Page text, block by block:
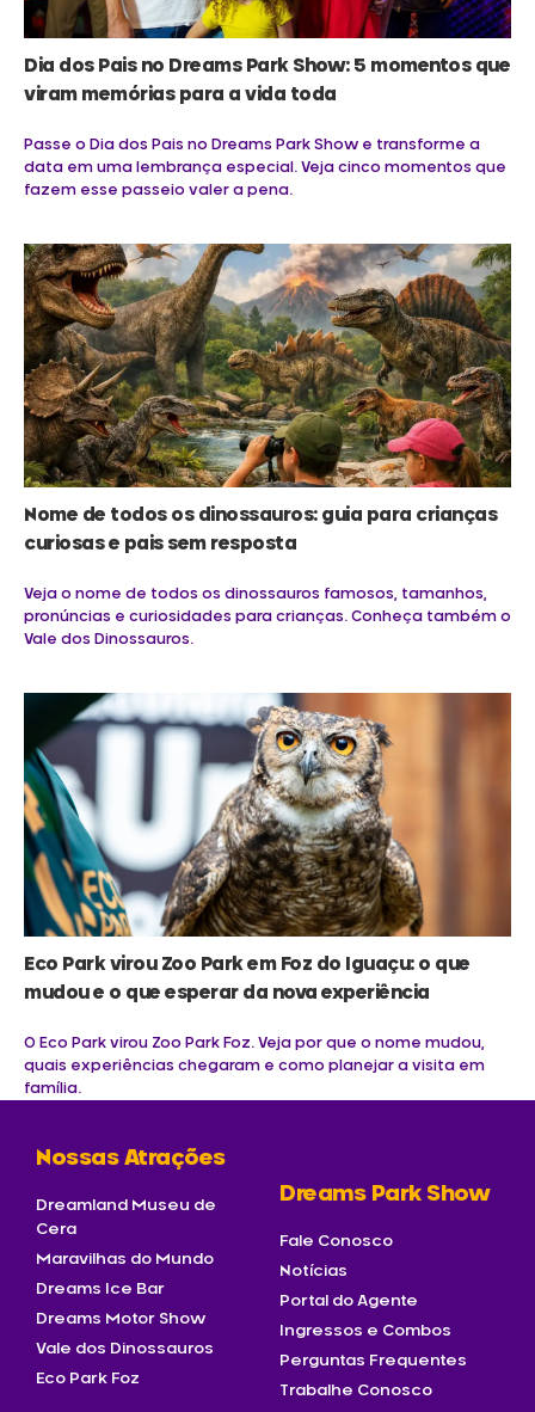
Dia dos Pais no Dreams Park Show: 5 momentos que
viram memórias para a vida toda
Passe o Dia dos Pais no Dreams Park Show e transforme a
data em uma lembrança especial. Veja cinco momentos que
fazem esse passeio valer a pena.
Nome de todos os dinossauros: guia para crianças
curiosas e pais sem resposta
Veja o nome de todos os dinossauros famosos, tamanhos,
pronúncias e curiosidades para crianças. Conheça também o
Vale dos Dinossauros.
Eco Park virou Zoo Park em Foz do Iguaçu: o que
mudou e o que esperar da nova experiência
O Eco Park virou Zoo Park Foz. Veja por que o nome mudou,
quais experiências chegaram e como planejar a visita em
família.
Nossas Atrações
Dreamland Museu de
Cera
Maravilhas do Mundo
Dreams Ice Bar
Dreams Motor Show
Vale dos Dinossauros
Eco Park Foz
Dreams Park Show
Fale Conosco
Notícias
Portal do Agente
Ingressos e Combos
Perguntas Frequentes
Trabalhe Conosco